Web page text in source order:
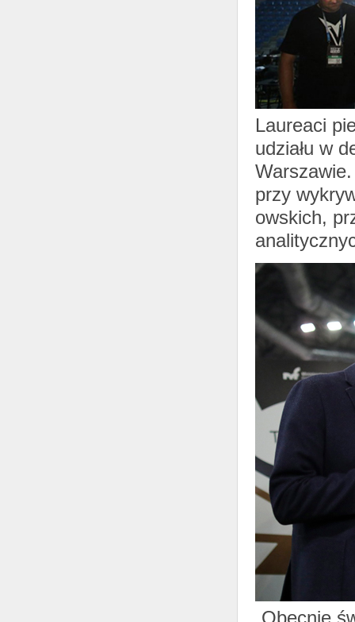
Laureaci
udziału w
przy
owskich,
„Obecnie